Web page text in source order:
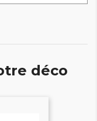
déco